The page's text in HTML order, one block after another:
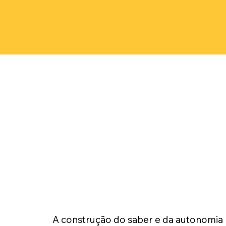
A construção do saber e da autonomia